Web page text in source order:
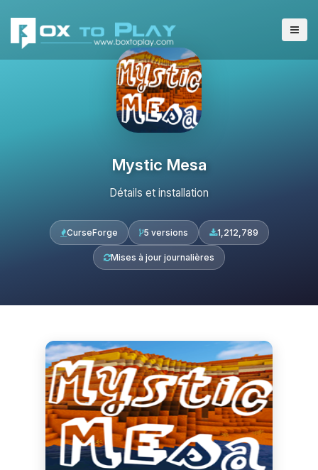
Mystic Mesa
Détails et installation
CurseForge 5 versions 1,212,789
Mises à jour journalières